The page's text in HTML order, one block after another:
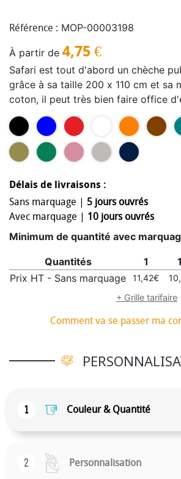
Référence : MOP-00003198
À partir de 4,75 €
Safari est tout d'abord un chèche
grâce à sa taille 200 x 110 cm et sa
coton, il peut très bien faire office
foulard, de paréo... Disponible dans
coloris, vous pouvez le
ou sur son pochon de rangement
Un produit d'excellente qualité et
/ max 25 cm² sur le pochon
Délais de livraisons :
Sans marquage | 5 jours ouvrés
Avec marquage | 10 jours ouvrés
Minimum de quantité avec
Quantités 1
Prix HT - Sans marquage
11,42€
+ Grille tarifaire
Comment va se passer ma
1 Couleur & Quantité
2 Personnalisation